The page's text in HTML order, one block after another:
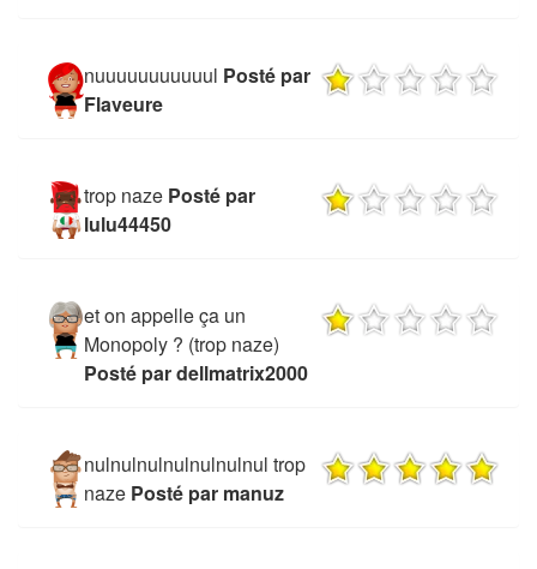
nuuuuuuuuuuul Posté par
Flaveure
trop naze Posté par
lulu44450
et on appelle ça un
Monopoly ? (trop naze)
Posté par dellmatrix2000
nulnulnulnulnulnulnul trop
naze Posté par manuz